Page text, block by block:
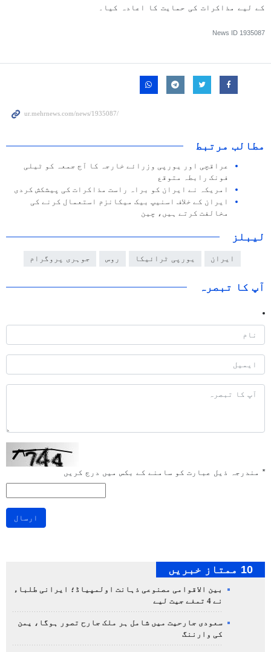
کے لیے مذاکرات کی حمایت کا اعادہ کیا۔
News ID 1935087
مطالب مرتبط
عراقچی اور یورپی وزرائے خارجہ کا آج جمعہ کو ٹیلی
فونک رابطہ متوقع
امریکہ نے ایران کو براہ راست مذاکرات کی پیشکش کردی
ایران کے خلاف اسنیپ بیک میکانزم استعمال کرنے کی
مخالفت کرتے ہیں، چین
لیبلز
ایران یورپی ٹرائیکا روس جوہری پروگرام
آپ کا تبصرہ
* مندرجہ ذیل عبارت کو سامنے کے بکس میں درج کریں
ارسال
10 ممتاز خبریں
بین الاقوامی مصنوعی ذہانت اولمپیاڈ؛ ایرانی طلباء
نے 4 تمغے جیت لیے
سعودی جارحیت میں شامل ہر ملک جارح تصور ہوگا، یمن
کی وارننگ